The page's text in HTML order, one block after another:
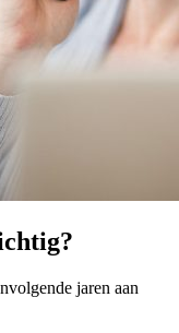
jaren aan